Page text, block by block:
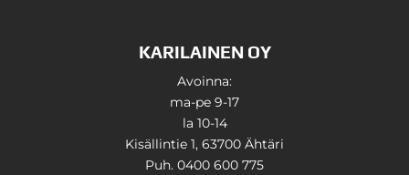
KARILAINEN OY
Avoinna:
ma-pe 9-17
la 10-14
Kisällintie 1, 63700 Ähtäri
Puh. 0400 600 775